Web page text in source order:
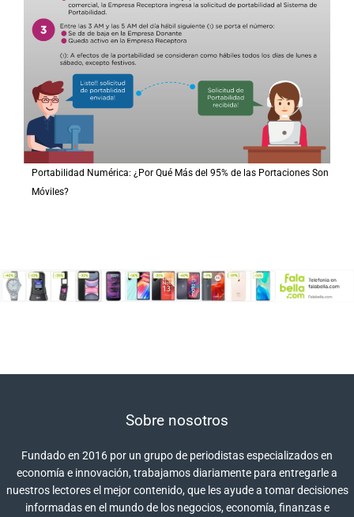
Portabilidad Numérica: ¿Por Qué Más del 95% de las Portaciones Son
Móviles?
Sobre nosotros
Fundado en 2016 por un grupo de periodistas especializados en
economía e innovación, trabajamos diariamente para entregarle a
nuestros lectores el mejor contenido, que les ayude a tomar decisiones
informadas en el mundo de los negocios, economía, finanzas e